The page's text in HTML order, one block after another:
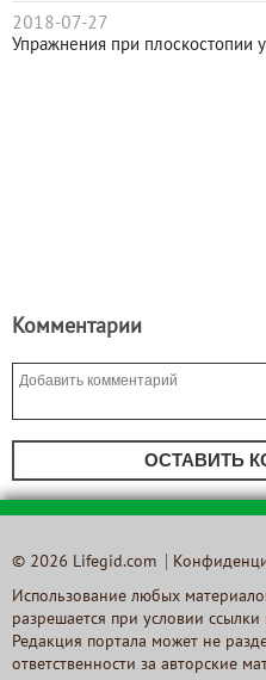
2018-07-27
Упражнения при плоскостопии
Комментарии
ОСТАВИТЬ
© 2026 Lifegid.com
Использование любых
разрешается при условии
Редакция портала может не
ответственности за авторские